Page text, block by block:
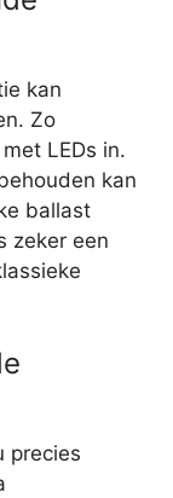
kan
Zo
LEDs in.
kan
ballast
zeker een
precies